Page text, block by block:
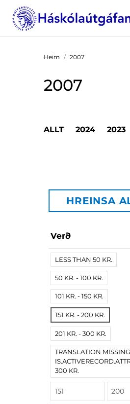
Heim 2007
2007
ALLT 2024 2023
HREINSA
Verð
LESS THAN 50 KR.
50 KR. - 100 KR.
101 KR. - 150 KR.
151 KR. - 200 KR.
201 KR. - 300 KR.
TRANSLATION
300 KR.